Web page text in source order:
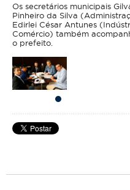
Os secretários municipais
Pinheiro da Silva
Edirlei César Antunes
Comércio) também
o prefeito.